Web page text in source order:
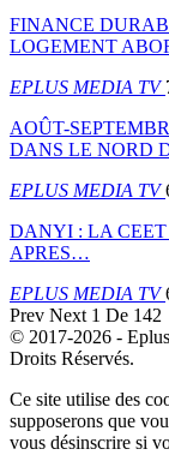
FINANCE
LOGEMENT
EPLUS MEDIA TV
AOÛT-
DANS LE NORD
EPLUS MEDIA TV
DANYI : LA CEET
APRES…
EPLUS MEDIA TV
Prev Next 1 De 142
© 2017-2026 -
Droits Réservés.
Ce site utilise des
supposerons que
vous désinscrire si